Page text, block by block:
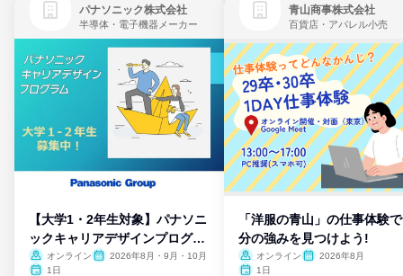
パナソニック株式会社
半導体・電子機器メーカー
【大学1・2年生対象】パナソニ
ックキャリアデザインプログラ
ム
オンライン
2026年8月・9月・10月
1日
青山商事株式会社
百貨店・アパレル小売
「洋服の青山」の仕事体験
分の強みを見つけよう!
オンライン
2026年8月
1日